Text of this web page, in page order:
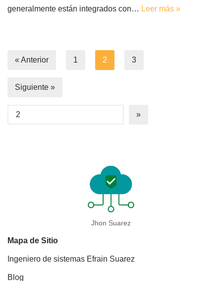
generalmente están integrados con… Leer más »
« Anterior 1 2 3
Siguiente »
Jhon Suarez
Mapa de Sitio
Ingeniero de sistemas Efrain Suarez
Blog